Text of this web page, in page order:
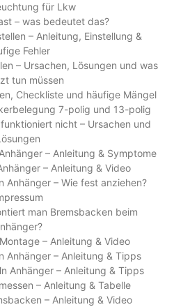
für Lkw
– was bedeutet das?
– Anleitung, Einstellung &
Fehler
– Ursachen, Lösungen und was
tun müssen
Checkliste und häufige Mängel
7-polig und 13-polig
nicht – Ursachen und
– Anleitung & Symptome
– Anleitung & Video
Anhänger – Wie fest anziehen?
man Bremsbacken beim
– Anleitung & Video
Anhänger – Anleitung & Tipps
Anhänger – Anleitung & Tipps
– Anleitung & Tabelle
– Anleitung & Video